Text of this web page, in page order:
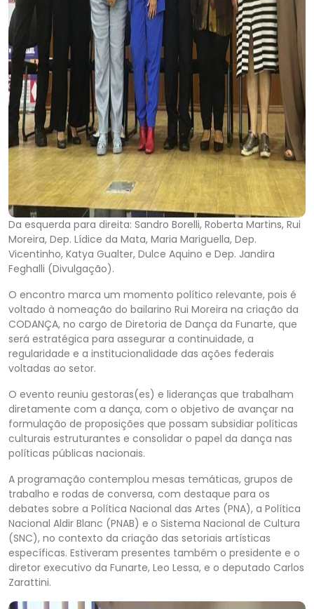
Da esquerda para direita: Sandro Borelli, Roberta Martins, Rui
Moreira, Dep. Lídice da Mata, Maria Mariguella, Dep.
Vicentinho, Katya Gualter, Dulce Aquino e Dep. Jandira
Feghalli (Divulgação).
O encontro marca um momento político relevante, pois é
voltado à nomeação do bailarino Rui Moreira na criação da
CODANÇA, no cargo de Diretoria de Dança da Funarte, que
será estratégica para assegurar a continuidade, a
regularidade e a institucionalidade das ações federais
voltadas ao setor.
O evento reuniu gestoras(es) e lideranças que trabalham
diretamente com a dança, com o objetivo de avançar na
formulação de proposições que possam subsidiar políticas
culturais estruturantes e consolidar o papel da dança nas
políticas públicas nacionais.
A programação contemplou mesas temáticas, grupos de
trabalho e rodas de conversa, com destaque para os
debates sobre a Política Nacional das Artes (PNA), a Política
Nacional Aldir Blanc (PNAB) e o Sistema Nacional de Cultura
(SNC), no contexto da criação das setoriais artísticas
específicas. Estiveram presentes também o presidente e o
diretor executivo da Funarte, Leo Lessa, e o deputado Carlos
Zarattini.